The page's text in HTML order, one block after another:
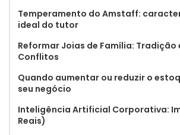
Temperamento do Amstaff:
ideal do tutor
Reformar Joias de Família: Tradição
Conflitos
Quando aumentar ou reduzir o
seu negócio
Inteligência Artificial Corporativa:
Reais)